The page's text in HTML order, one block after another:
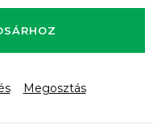
Megosztás